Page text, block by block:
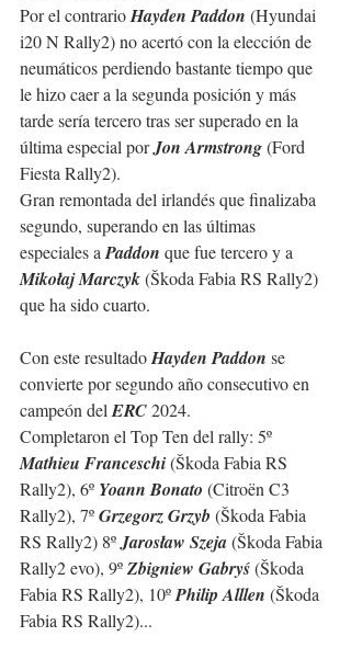
Por el contrario Hayden Paddon (Hyundai
i20 N Rally2) no acertó con la elección de
neumáticos perdiendo bastante tiempo que
le hizo caer a la segunda posición y más
tarde sería tercero tras ser superado en la
última especial por Jon Armstrong (Ford
Fiesta Rally2).
Gran remontada del irlandés que finalizaba
segundo, superando en las últimas
especiales a Paddon que fue tercero y a
Mikołaj Marczyk (Škoda Fabia RS Rally2)
que ha sido cuarto.
Con este resultado Hayden Paddon se
convierte por segundo año consecutivo en
campeón del ERC 2024.
Completaron el Top Ten del rally: 5º
Mathieu Franceschi (Škoda Fabia RS
Rally2), 6º Yoann Bonato (Citroën C3
Rally2), 7º Grzegorz Grzyb (Škoda Fabia
RS Rally2) 8º Jarosław Szeja (Škoda Fabia
Rally2 evo), 9º Zbigniew Gabryś (Škoda
Fabia RS Rally2), 10º Philip Alllen (Škoda
Fabia RS Rally2)...